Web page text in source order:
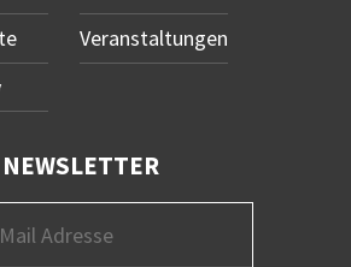
Veranstaltungen
NEWSLETTER